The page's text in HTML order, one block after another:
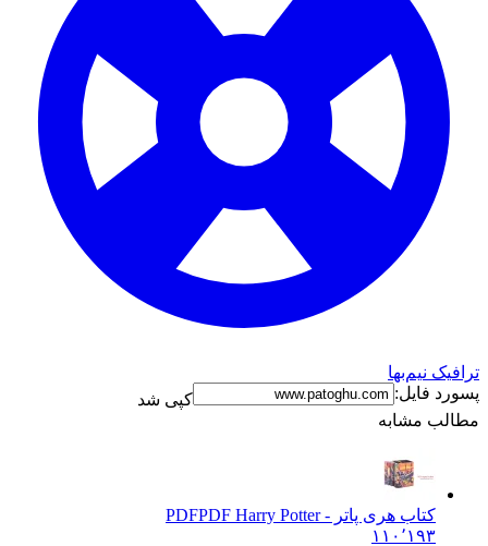
ترافیک نیم‌بها
پسورد فایل:
کپی شد
مطالب مشابه
کتاب هری پاتر - PDFPDF Harry Potter
۱۱۰٬۱۹۳